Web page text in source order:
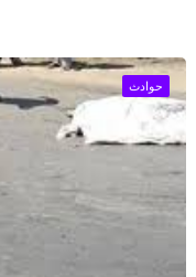
حوادث